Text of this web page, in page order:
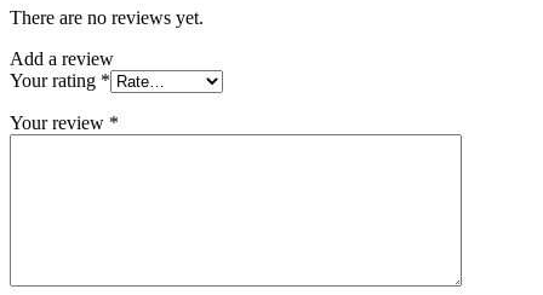
There are no reviews yet.
Add a review
Your rating *
Your review *